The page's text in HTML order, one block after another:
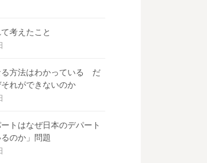
考えたこと
る方法はわかっている だ
れができないのか
ートはなぜ日本のデパート
のか」問題